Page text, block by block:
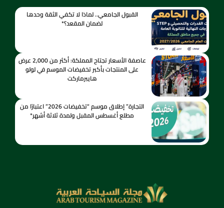
القبول الجامعي.. لماذا لا تكفي الثقة وحدها
لضمان المقعد؟*
عاصفة الأسعار تجتاح المملكة: أكثر من 2,000 عرض
على المنتجات بأكبر تخفيضات الموسم في لولو
هايبرماركت
التجارة” إطلاق موسم “تخفيضات 2026” اعتبارًا من
مطلع أغسطس المقبل ولمدة ثلاثة أشهر*